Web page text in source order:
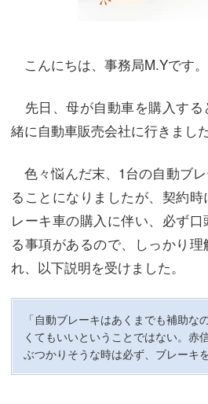
こんにちは、事務局M.Yです。
先日、母が自動車を購入する
緒に自動車販売会社に行きました
色々悩んだ末、1台の自動ブ
ることになりましたが、契約
レーキ車の購入に伴い、必ず
る事項があるので、しっかり
れ、以下説明を受けました。
「自動ブレーキはあくまでも補助な
くてもいいということではない。赤
ぶつかりそうな時は必ず、ブレーキ